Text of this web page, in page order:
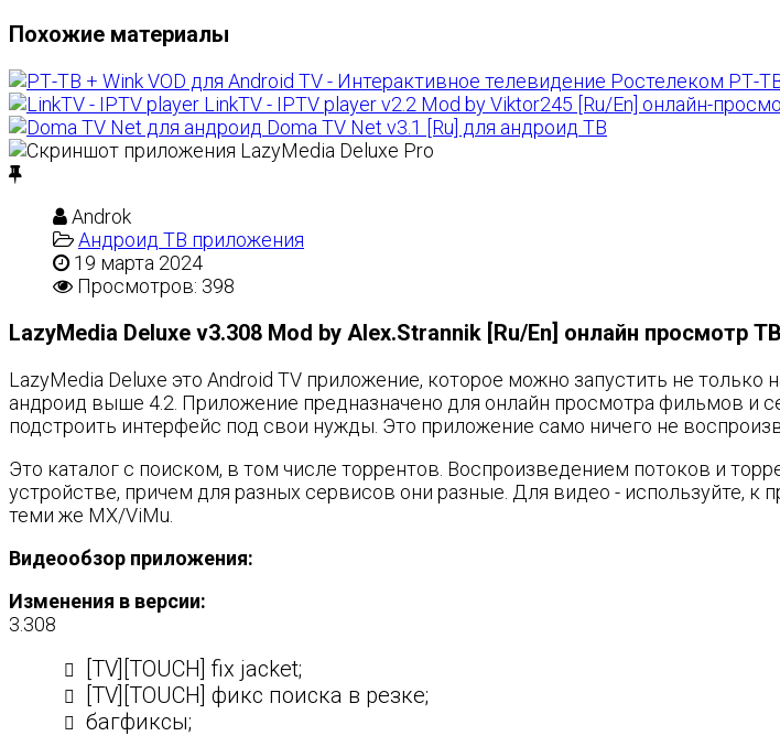
Похожие материалы
РТ-
LinkTV - IPTV player v2.2 Mod by Viktor245 [Ru/En] онлайн-
Doma TV Net v3.1 [Ru] для андроид ТВ
Androk
Андроид ТВ приложения
19 марта 2024
Просмотров: 398
LazyMedia Deluxe v3.308 Mod by Alex.Strannik [Ru/En] онлайн просмотр
LazyMedia Deluxe это Android TV приложение, которое можно запустить не
андроид выше 4.2. Приложение предназначено для онлайн просмотра фильмов и
подстроить интерфейс под свои нужды. Это приложение само ничего не
Это каталог с поиском, в том числе торрентов. Воспроизведением потоков и
устройстве, причем для разных сервисов они разные. Для видео - используйте, к
теми же MX/ViMu.
Видеообзор приложения:
Изменения в версии:
3.308
[TV][TOUCH] fix jacket;
[TV][TOUCH] фикс поиска в резке;
багфиксы;